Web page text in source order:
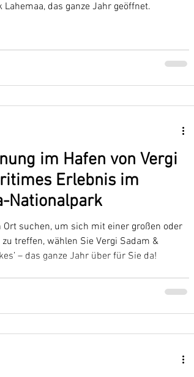
Lahemaa, das ganze Jahr geöffnet.
im Hafen von Vergi
Erlebnis im
Nationalpark
Ort suchen, um sich mit einer großen oder
treffen, wählen Sie Vergi Sadam &
– das ganze Jahr über für Sie da!